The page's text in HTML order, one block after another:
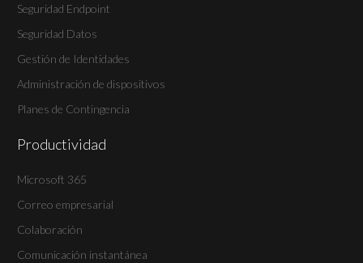
Seguridad Endpoint
Seguridad Datos
Gestión de Identidades
Administración de dispositivos
Planes de Contingencia
Productividad
Microsoft 365
Correo empresarial
Colaboración
Comunicación instantánea